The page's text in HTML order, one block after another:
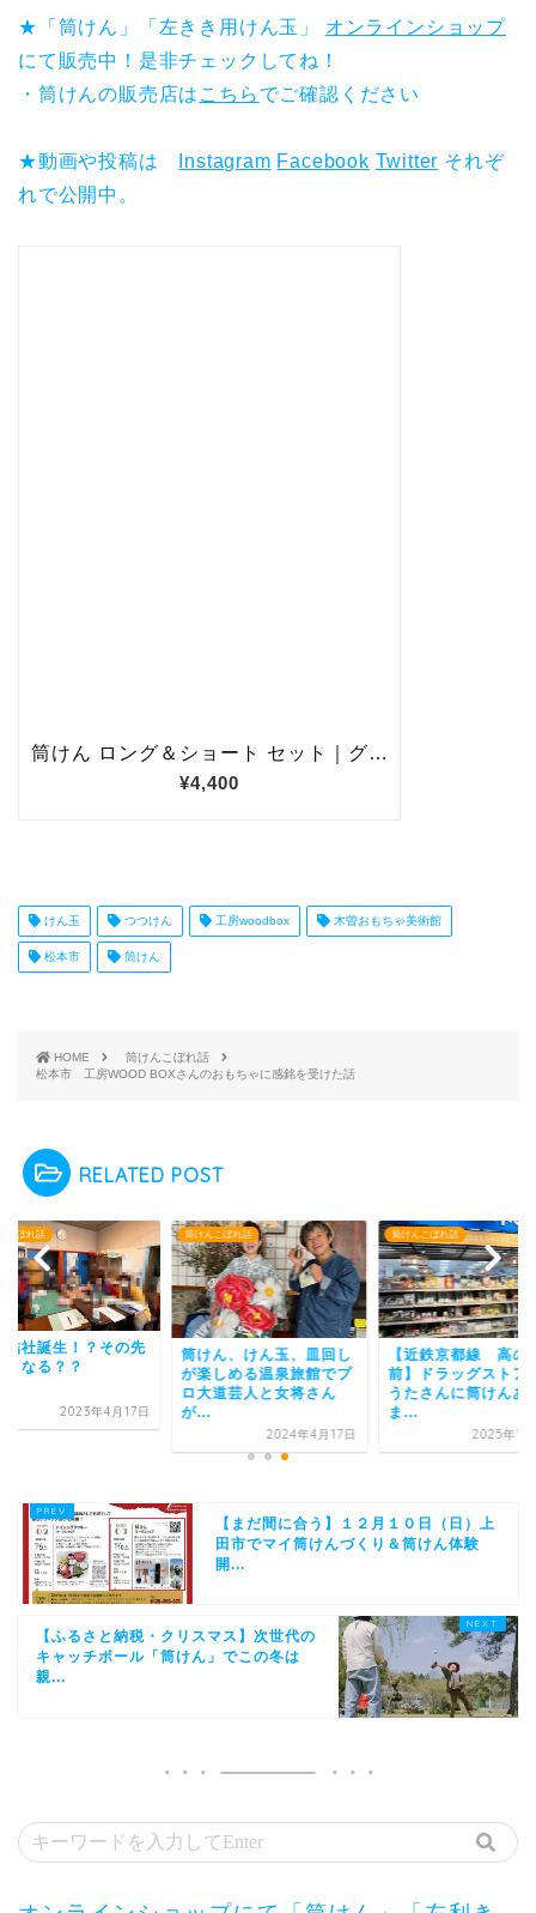
★「筒けん」「左きき用けん玉」 オンラインショップ
にて販売中！是非チェックしてね！
・筒けんの販売店は こちら でご確認ください
★動画や投稿は Instagram Facebook Twitter それぞ
れで公開中。
けん玉 つつけん 工房woodbox 木曽おもちゃ美術館
松本市 筒けん
HOME
筒けんこぼれ話
松本市 工房WOOD BOXさんのおもちゃに感銘を受けた話
RELATED POST
こぼれ話
結社誕生！？その先
うなる？？
2023年4月17日
筒けんこぼれ話
筒けん、けん玉、皿回し
が楽しめる温泉旅館でプ
ロ大道芸人と女将さん
が...
2024年4月17日
筒けんこぼれ話
【近鉄京都線 高の
前】ドラッグストア
うたさんに筒けんあ
ま...
2025年1
【まだ間に合う】１２月１０日（日）上
田市でマイ筒けんづくり＆筒けん体験
開...
【ふるさと納税・クリスマス】次世代の
キャッチボール「筒けん」でこの冬は
親...